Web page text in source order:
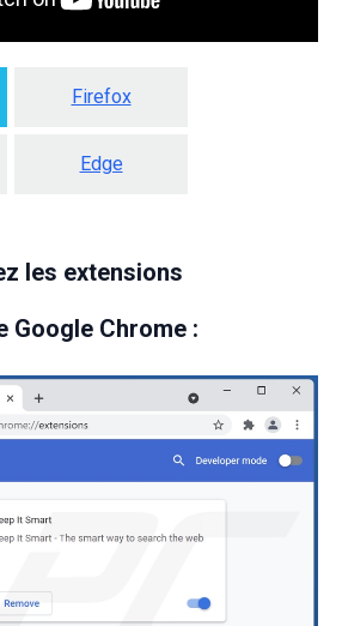
Firefox
Edge
les extensions
Google Chrome :